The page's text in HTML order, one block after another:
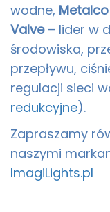
wodne, Metalco
Valve– lider w
środowiska,
przepływu,
regulacji sieci
redukcyjne).
Zapraszamy
naszymi
ImagiLights.pl